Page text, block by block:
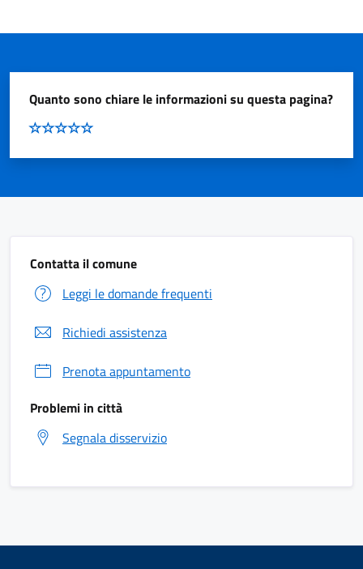
Quanto sono chiare le informazioni su questa pagina?
Contatta il comune
Leggi le domande frequenti
Richiedi assistenza
Prenota appuntamento
Problemi in città
Segnala disservizio